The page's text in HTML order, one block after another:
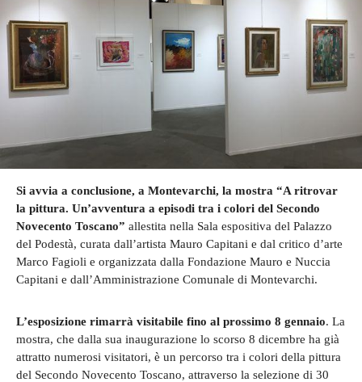
Si avvia a conclusione, a Montevarchi, la mostra “A ritrovar
la pittura. Un’avventura a episodi tra i colori del Secondo
Novecento Toscano” allestita nella Sala espositiva del Palazzo
del Podestà, curata dall’artista Mauro Capitani e dal critico d’arte
Marco Fagioli e organizzata dalla Fondazione Mauro e Nuccia
Capitani e dall’Amministrazione Comunale di Montevarchi.
L’esposizione rimarrà visitabile fino al prossimo 8 gennaio. La
mostra, che dalla sua inaugurazione lo scorso 8 dicembre ha già
attratto numerosi visitatori, è un percorso tra i colori della pittura
del Secondo Novecento Toscano, attraverso la selezione di 30